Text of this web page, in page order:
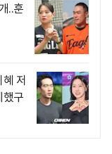
..훈
저
했구